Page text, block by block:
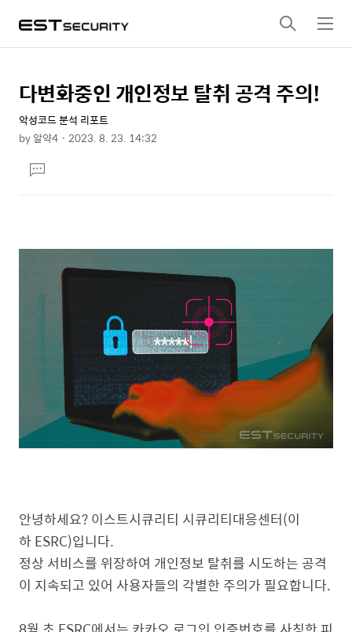
검
색
메
뉴
상
세
컨
텐
츠
본
제
목
다변화중인 개인정보 탈취 공격 주의!
악성코드 분석 리포트
by알약4 2023. 8. 23. 14:32
문댓
글
안녕하세요? 이스트시큐리티 시큐리티대응센터(이
하 ESRC)입니다.
정상 서비스를 위장하여 개인정보 탈취를 시도하는 공격
이 지속되고 있어 사용자들의 각별한 주의가 필요합니다.